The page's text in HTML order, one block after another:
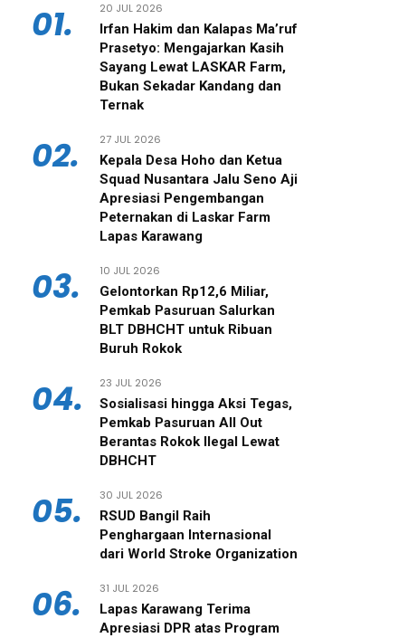
01. 20 JUL 2026
‎Irfan Hakim dan Kalapas Ma’ruf
Prasetyo: Mengajarkan Kasih
Sayang Lewat LASKAR Farm,
Bukan Sekadar Kandang dan
Ternak
02. 27 JUL 2026
‎Kepala Desa Hoho dan Ketua
Squad Nusantara Jalu Seno Aji
Apresiasi Pengembangan
Peternakan di Laskar Farm
Lapas Karawang
03. 10 JUL 2026
Gelontorkan Rp12,6 Miliar,
Pemkab Pasuruan Salurkan
BLT DBHCHT untuk Ribuan
Buruh Rokok
04. 23 JUL 2026
‎Sosialisasi hingga Aksi Tegas,
Pemkab Pasuruan All Out
Berantas Rokok Ilegal Lewat
DBHCHT
05. 30 JUL 2026
RSUD Bangil Raih
Penghargaan Internasional
dari World Stroke Organization
06. 31 JUL 2026
Lapas Karawang Terima
Apresiasi DPR atas Program